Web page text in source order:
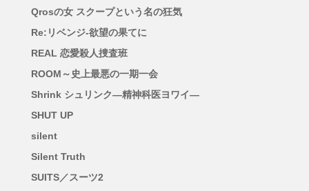
Qrosの女 スクープという名の狂気
Re:リベンジ-欲望の果てに
REAL 恋愛殺人捜査班
ROOM～史上最悪の一期一会
Shrink シュリンク―精神科医ヨワイ―
SHUT UP
silent
Silent Truth
SUITS／スーツ2